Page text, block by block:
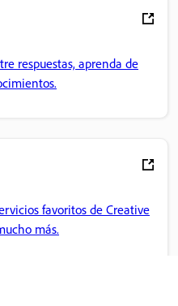
respuestas, aprenda de
favoritos de Creative
más.